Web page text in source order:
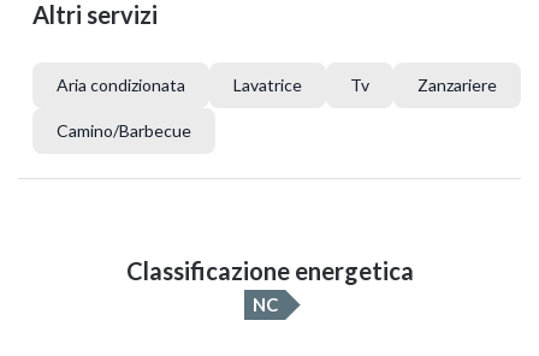
Altri servizi
Aria condizionata Lavatrice Tv Zanzariere
Camino/Barbecue
Classificazione energetica
NC